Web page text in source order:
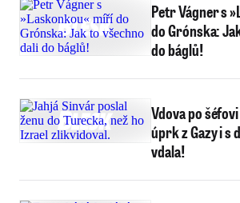
Petr Vágner s
do Grónska:
do báglů!
Vdova po
úprk z Gazy i s
vdala!